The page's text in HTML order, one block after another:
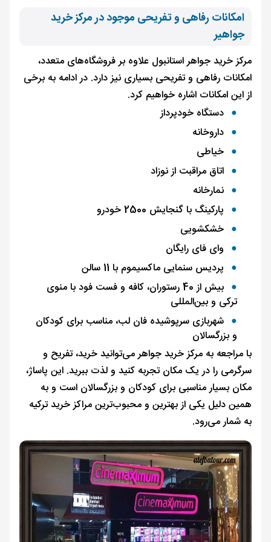
امکانات رفاهی و تفریحی موجود در مرکز خرید
جواهیر
مرکز خرید جواهر استانبول علاوه بر فروشگاه‌های متعدد،
امکانات رفاهی و تفریحی بسیاری نیز دارد. در ادامه به برخی
از این امکانات اشاره خواهیم کرد.
دستگاه خودپرداز
داروخانه
خیاطی
اتاق مراقبت از نوزاد
نمارخانه
پارکینگ با گنجایش 2500 خودرو
خشکشویی
وای فای رایگان
پردیس سنمایی ماکسیموم با 11 سالن
بیش از 40 رستوران، کافه و فست فود با منوی
ترکی و بین‌المللی
شهربازی سرپوشیده فان لب، مناسب برای کودکان
و بزرگسالان
با مراجعه به مرکز خرید جواهر می‌توانید خرید، تفریح و
سرگرمی را در یک مکان تجربه کنید و لذت ببرید. این پاساژ،
مکان بسیار مناسبی برای کودکان و بزرگسالان است و به
همین دلیل یکی از بهترین و محبوب‌ترین مراکز خرید ترکیه
به شمار می‌رود.